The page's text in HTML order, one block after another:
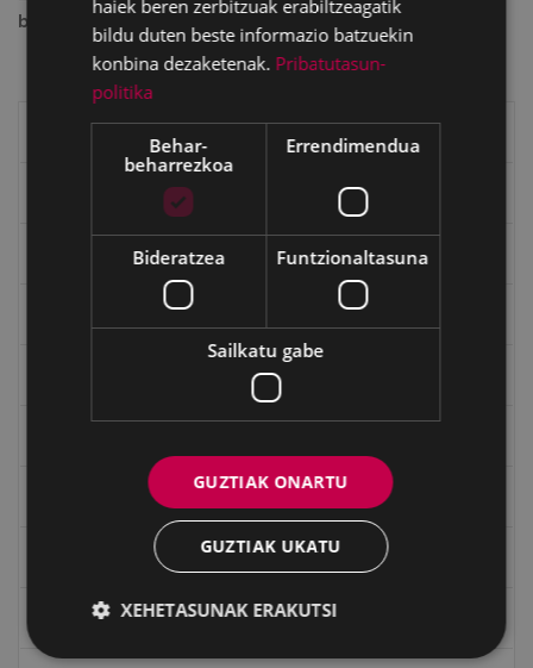
bytes)
"Eibar" rebista sarean
Goi Argi aldizkaria
"Gure Herria" aldizkaria
Txostenak eta dokumentuak
EXFIBAR
haiek beren zerbitzuak erabiltzeagatik
bildu duten beste informazio batzuekin
konbina dezaketenak. Pribatutasun-
politika
Behar-
beharrezkoa
Errendimendua
Bideratzea Funtzionaltasuna
Sailkatu gabe
GUZTIAK ONARTU
GUZTIAK UKATU
XEHETASUNAK ERAKUTSI